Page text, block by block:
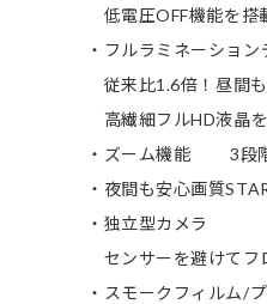
低電圧OFF機能を搭
・フルラミネーション
従来比1.6倍！昼間
高繊細フルHD液晶
・ズーム機能 3段階
・夜間も安心画質
・独立型カメラ
センサーを避けてフ
・スモークフィルム/